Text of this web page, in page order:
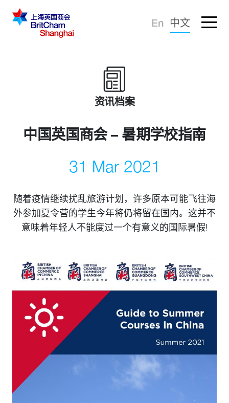
忘记密码？
登录
倡导建议
知识分享
商界社群
商会服务
资讯档案
参考文库
就业市场
关于我们
委员会
会员名录
En 中文
资讯档案
中国英国商会 – 暑期学校指南
31 Mar 2021
随着疫情继续扰乱旅游计划，许多原本可能飞往海
外参加夏令营的学生今年将仍将留在国内。这并不
意味着年轻人不能度过一个有意义的国际暑假!